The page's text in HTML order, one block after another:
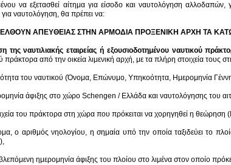
να εξετασθεί αίτημα για είσοδο και ναυτολόγηση αλλοδαπών,
για ναυτολόγηση, θα πρέπει να:
ΑΠΕΥΘΕΙΑΣ ΣΤΗΝ ΑΡΜΟΔΙΑ ΠΡΟΞΕΝΙΚΗ ΑΡΧΗ ΤΑ
της ναυτιλιακής εταιρείας ή εξουσιοδοτημένου ναυτικού
πράκτορα από την οικεία λιμενική αρχή, με τα πλήρη στοιχεία τους
του ναυτικού (Όνομα, Επώνυμο, Υπηκοότητα, Ημερομηνία
άφιξης στο χώρο Schengen / Ελλάδα και ναυτολόγησης του
του πράκτορα στη χώρα που πρόκειται να χορηγηθεί η
ο αριθμός νηολογίου, η σημαία υπό την οποία ταξιδεύει το
ημερομηνία άφιξης του πλοίου στο λιμένα στον οποίο